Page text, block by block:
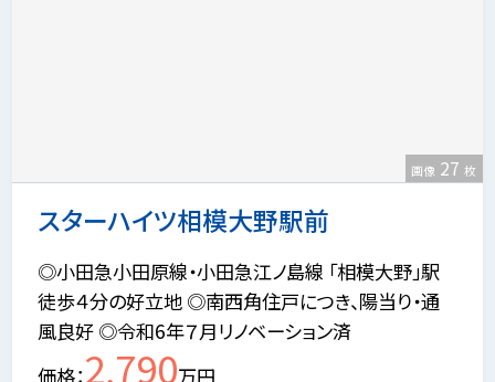
スターハイツ相模大野駅前
画像 27 枚
◎小田急小田原線・小田急江ノ島線 「相模大野」駅
徒歩４分の好立地 ◎南西角住戸につき、陽当り・通
風良好 ◎令和6年７月リノベーション済
価格 2,790万円